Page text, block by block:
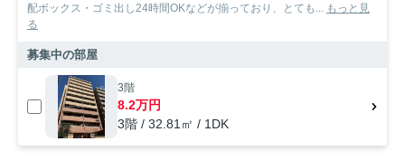
配ボックス・ゴミ出し24時間OKなどが揃っており、とても... もっと見
る
募集中の部屋
3階
8.2万円
3階 / 32.81㎡ / 1DK